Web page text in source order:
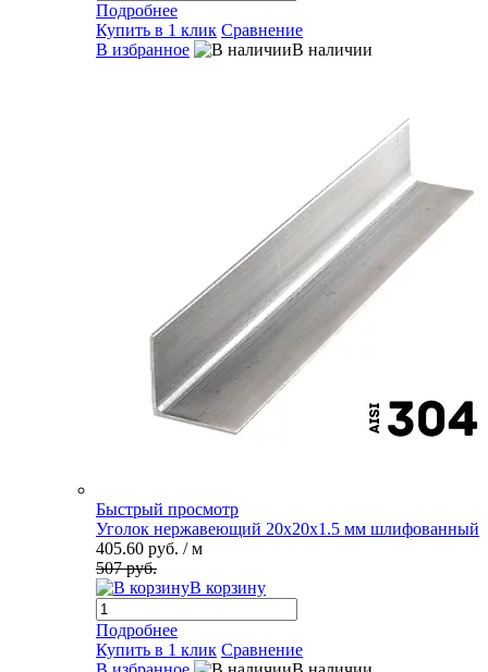
Подробнее
Купить в 1 клик Сравнение
В избранное
В наличии
Быстрый просмотр
Уголок нержавеющий 20х20х1.5 мм шлифованный
405.60 руб. / м
507 руб.
В корзину
Подробнее
Купить в 1 клик Сравнение